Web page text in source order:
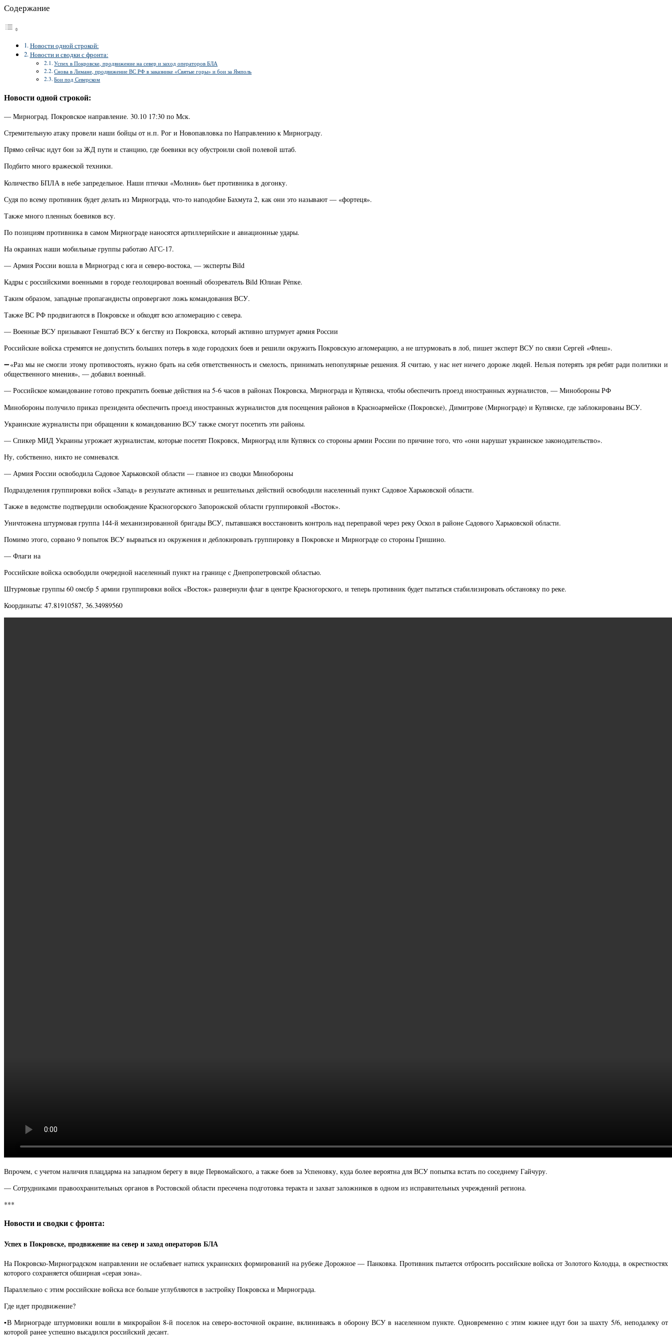
Содержание
Новости одной строкой:
Новости и сводки с фронта:
Успех в Покровске, продвижение на север и заход операторов БЛА
Снова в Лимане, продвижение ВС РФ в заказнике «Святые горы» и бои за Ямполь
Бои под Северском
Новости одной строкой:
— Мирноград. Покровское направление. 30.10 17:30 по Мск.
Стремительную атаку провели наши бойцы от н.п. Рог и Новопавловка по Направлению к Мирнограду.
Прямо сейчас идут бои за ЖД пути и станцию, где боевики всу обустроили свой полевой штаб.
Подбито много вражеской техники.
Количество БПЛА в небе запредельное. Наши птички «Молния» бьет противника в догонку.
Судя по всему противник будет делать из Мирнограда, что-то наподобие Бахмута 2, как они это называют — «фортеця».
Также много пленных боевиков всу.
По позициям противника в самом Мирнограде наносятся артиллерийские и авиационные удары.
На окраинах наши мобильные группы работаю АГС-17.
— Армия России вошла в Мирноград с юга и северо-востока, — эксперты Bild
Кадры с российскими военными в городе геолоцировал военный обозреватель Bild Юлиан Рёпке.
Таким образом, западные пропагандисты опровергают ложь командования ВСУ.
Также ВС РФ продвигаются в Покровске и обходят всю агломерацию с севера.
— Военные ВСУ призывают Генштаб ВСУ к бегству из Покровска, который активно штурмует армия России
Российские войска стремятся не допустить больших потерь в ходе городских боев и решили окружить Покровскую агломерацию, а не штурмовать в лоб, пишет эксперт ВСУ по связи Сергей «Флеш».
➖«Раз мы не смогли этому противостоять, нужно брать на себя ответственность и смелость, принимать непопулярные решения. Я считаю, у нас нет ничего дороже людей. Нельзя потерять зря ребят ради политики и
общественного мнения», — добавил военный.
— Российское командование готово прекратить боевые действия на 5-6 часов в районах Покровска, Мирнограда и Купянска, чтобы обеспечить проезд иностранных журналистов, — Минобороны РФ
Минобороны получило приказ президента обеспечить проезд иностранных журналистов для посещения районов в Красноармейске (Покровске), Димитрове (Мирнограде) и Купянске, где заблокированы ВСУ.
Украинские журналисты при обращении к командованию ВСУ также смогут посетить эти районы.
— Спикер МИД Украины угрожает журналистам, которые посетят Покровск, Мирноград или Купянск со стороны армии России по причине того, что «они нарушат украинское законодательство».
Ну, собственно, никто не сомневался.
— Армия России освободила Садовое Харьковской области — главное из сводки Минобороны
Подразделения группировки войск «Запад» в результате активных и решительных действий освободили населенный пункт Садовое Харьковской области.
Также в ведомстве подтвердили освобождение Красногорского Запорожской области группировкой «Восток».
Уничтожена штурмовая группа 144-й механизированной бригады ВСУ, пытавшаяся восстановить контроль над переправой через реку Оскол в районе Садового Харьковской области.
Помимо этого, сорвано 9 попыток ВСУ вырваться из окружения и деблокировать группировку в Покровске и Мирнограде со стороны Гришино.
— Флаги на
Российские войска освободили очередной населенный пункт на границе с Днепропетровской областью.
Штурмовые группы 60 омсбр 5 армии группировки войск «Восток» развернули флаг в центре Красногорского, и теперь противник будет пытаться стабилизировать обстановку по реке.
Координаты: 47.81910587, 36.34989560
Впрочем, с учетом наличия плацдарма на западном берегу в виде Первомайского, а также боев за Успеновку, куда более вероятна для ВСУ попытка встать по соседнему Гайчуру.
— Сотрудниками правоохранительных органов в Ростовской области пресечена подготовка теракта и захват заложников в одном из исправительных учреждений региона.
***
Новости и сводки с фронта:
Успех в Покровске, продвижение на север и заход операторов БЛА
На Покровско-Мирноградском направлении не ослабевает натиск украинских формирований на рубеже Дорожное — Панковка. Противник пытается отбросить российские войска от Золотого Колодца, в окрестностях
которого сохраняется обширная «серая зона».
Параллельно с этим российские войска все больше углубляются в застройку Покровска и Мирнограда.
Где идет продвижение?
▪️В Мирнограде штурмовики вошли в микрорайон 8-й поселок на северо-восточной окраине, вклиниваясь в оборону ВСУ в населенном пункте. Одновременно с этим южнее идут бои за шахту 5/6, неподалеку от
которой ранее успешно высадился российский десант.